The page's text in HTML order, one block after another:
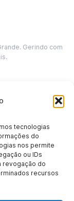
tecnologias
do
nos permite
ou IDs
revogação do
recursos
Gerindo com
Auxílio Doença